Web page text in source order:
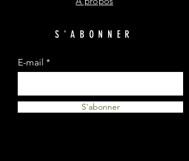
S'ABONNER
E-mail
S'abonner